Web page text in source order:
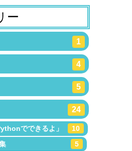
ー
1
4
5
24
でできるよ」
10
5